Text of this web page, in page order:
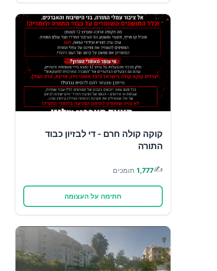
קוקה קולה חרם - די לבזיון כבוד
התורה
✍️
1,777 תומכים
חתימה על העצומה